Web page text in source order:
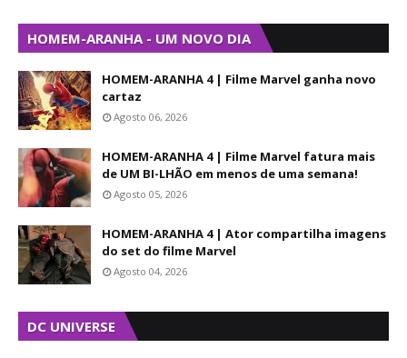
HOMEM-ARANHA - UM NOVO DIA
HOMEM-ARANHA 4 | Filme Marvel ganha novo
cartaz
Agosto 06, 2026
HOMEM-ARANHA 4 | Filme Marvel fatura mais
de UM BI-LHÃO em menos de uma semana!
Agosto 05, 2026
HOMEM-ARANHA 4 | Ator compartilha imagens
do set do filme Marvel
Agosto 04, 2026
DC UNIVERSE